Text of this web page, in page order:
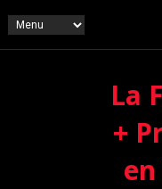
La
+